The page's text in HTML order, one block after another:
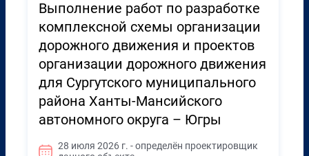
Выполнение работ по разработке
комплексной схемы организации
дорожного движения и проектов
организации дорожного движения
для Сургутского муниципального
района Ханты-Мансийского
автономного округа – Югры
28 июля 2026 г. - определён проектировщик